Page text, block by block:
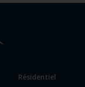
Lien
Résidentiel